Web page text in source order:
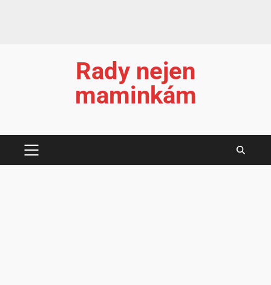
Rady nejen
maminkám